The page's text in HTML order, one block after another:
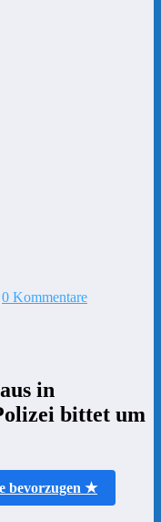
0 Kommentare
in
bittet um
bevorzugen ★